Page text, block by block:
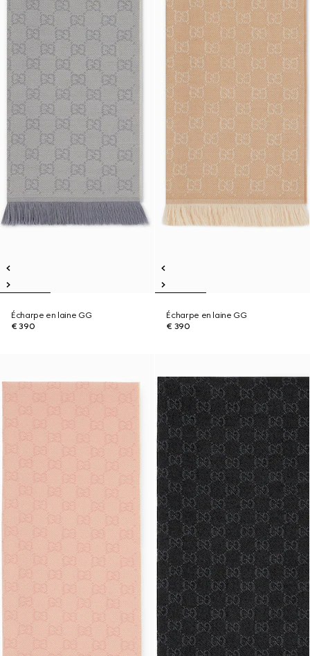
Écharpe en laine GG
€ 390
Écharpe en laine GG
€ 390